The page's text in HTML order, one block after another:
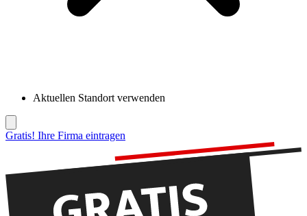
Aktuellen Standort verwenden
Gratis! Ihre Firma eintragen